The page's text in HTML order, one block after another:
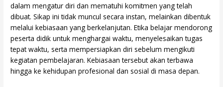
dalam mengatur diri dan mematuhi komitmen yang telah
dibuat. Sikap ini tidak muncul secara instan, melainkan dibentuk
melalui kebiasaan yang berkelanjutan. Etika belajar mendorong
peserta didik untuk menghargai waktu, menyelesaikan tugas
tepat waktu, serta mempersiapkan diri sebelum mengikuti
kegiatan pembelajaran. Kebiasaan tersebut akan terbawa
hingga ke kehidupan profesional dan sosial di masa depan.